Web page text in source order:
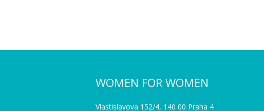
WOMEN FOR WOMEN
Vlastislavova 152/4, 140 00 Praha 4